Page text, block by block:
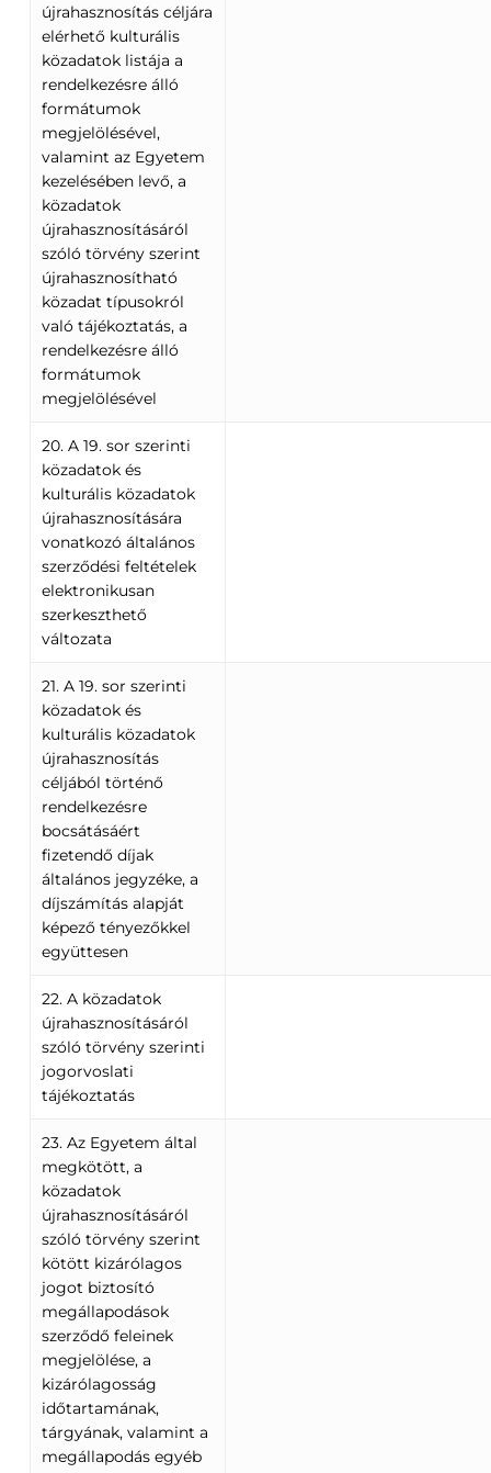
újrahasznosítás céljára
elérhető kulturális
közadatok listája a
rendelkezésre álló
formátumok
megjelölésével,
valamint az Egyetem
kezelésében levő, a
közadatok
újrahasznosításáról
szóló törvény szerint
újrahasznosítható
közadat típusokról
való tájékoztatás, a
rendelkezésre álló
formátumok
megjelölésével
20. A 19. sor szerinti
közadatok és
kulturális közadatok
újrahasznosítására
vonatkozó általános
szerződési feltételek
elektronikusan
szerkeszthető
változata
21. A 19. sor szerinti
közadatok és
kulturális közadatok
újrahasznosítás
céljából történő
rendelkezésre
bocsátásáért
fizetendő díjak
általános jegyzéke, a
díjszámítás alapját
képező tényezőkkel
együttesen
22. A közadatok
újrahasznosításáról
szóló törvény szerinti
jogorvoslati
tájékoztatás
23. Az Egyetem által
megkötött, a
közadatok
újrahasznosításáról
szóló törvény szerint
kötött kizárólagos
jogot biztosító
megállapodások
szerződő feleinek
megjelölése, a
kizárólagosság
időtartamának,
tárgyának, valamint a
megállapodás egyéb